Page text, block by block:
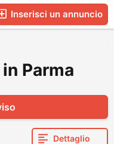
Inserisci un annuncio
Parma
Dettaglio